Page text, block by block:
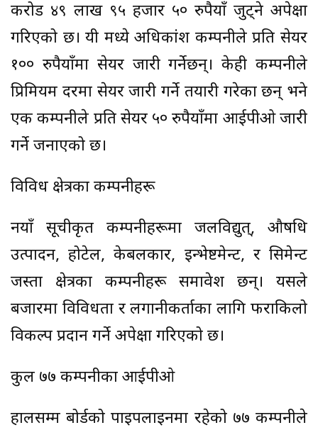
करोड ४९ लाख ९५ हजार ५० रुपैयाँ जुट्ने अपेक्षा
गरिएको छ। यी मध्ये अधिकांश कम्पनीले प्रति सेयर
१०० रुपैयाँमा सेयर जारी गर्नेछन्। केही कम्पनीले
प्रिमियम दरमा सेयर जारी गर्ने तयारी गरेका छन् भने
एक कम्पनीले प्रति सेयर ५० रुपैयाँमा आईपीओ जारी
गर्ने जनाएको छ।
विविध क्षेत्रका कम्पनीहरू
नयाँ सूचीकृत कम्पनीहरूमा जलविद्युत्, औषधि
उत्पादन, होटेल, केबलकार, इन्भेष्टमेन्ट, र सिमेन्ट
जस्ता क्षेत्रका कम्पनीहरू समावेश छन्। यसले
बजारमा विविधता र लगानीकर्ताका लागि फराकिलो
विकल्प प्रदान गर्ने अपेक्षा गरिएको छ।
कुल ७७ कम्पनीका आईपीओ
हालसम्म बोर्डको पाइपलाइनमा रहेको ७७ कम्पनीले